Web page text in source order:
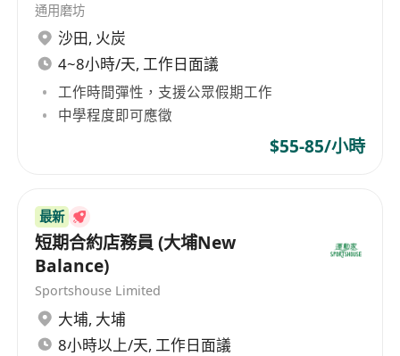
具1年或以上餐飲店舖經驗者優先；
注重衛生、有禮貌、友善、積極及熱誠；
良好溝通技巧、良好服務態度；
良好團隊合作良好的人際關係；
良好粵語，一般英語及普通話
有薪年假7天、第二年9天至14天
員工免費膳食
醫療保險
酌情性花紅
如有意申請有關職位，請提交履歷表、工作證明並
註明薪金要求及可上班日，詳情可
通用磨坊
沙田, 火炭
4~8小時/天, 工作日面議
工作時間彈性，支援公眾假期工作
中學程度即可應徵
$55-85/小時
最新
短期合約店務員 (大埔New
Balance)
Sportshouse Limited
大埔, 大埔
8小時以上/天, 工作日面議